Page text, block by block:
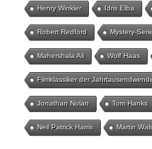
Henry Winkler Idris Elba
Robert Redford Mystery-
Mahershala Ali Wolf Haas
Filmklassiker der
Jonathan Nolan Tom Hanks
Neil Patrick Harris Martin